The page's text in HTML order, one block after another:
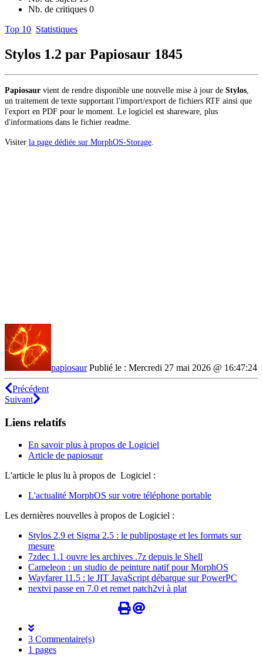
Nb. de critiques 0
Top 10 Statistiques
Stylos 1.2 par Papiosaur 1845
Papiosaur vient de rendre disponible une nouvelle mise à jour de Stylos
un traitement de texte supportant l'import/export de fichiers RTF ainsi que
l'export en PDF pour le moment. Le logiciel est shareware, plus
d'informations dans le fichier readme.
Visiter la page dédiée sur MorphOS-Storage
papiosaurPublié le : Mercredi 27 mai 2026 @ 16:47:24
Précédent
Suivant
Liens relatifs
En savoir plus à propos de Logiciel
Article de papiosaur
L'article le plus lu à propos de Logiciel :
L'actualité MorphOS sur votre téléphone portable
Les dernières nouvelles à propos de Logiciel :
Stylos 2.9 et Sigma 2.5 : le publipostage et les formats sur
mesure
7zdec 1.1 ouvre les archives .7z depuis le Shell
Cameleon : un studio de peinture natif pour MorphOS
Wayfarer 11.5 : le JIT JavaScript débarque sur PowerPC
nextvi passe en 7.0 et remet patch2vi à plat
3 Commentaire(s)
1 pages